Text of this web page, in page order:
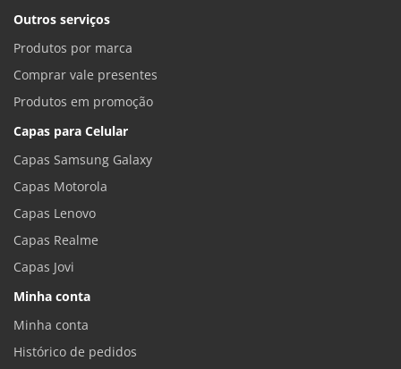
Outros serviços
Produtos por marca
Comprar vale presentes
Produtos em promoção
Capas para Celular
Capas Samsung Galaxy
Capas Motorola
Capas Lenovo
Capas Realme
Capas Jovi
Minha conta
Minha conta
Histórico de pedidos